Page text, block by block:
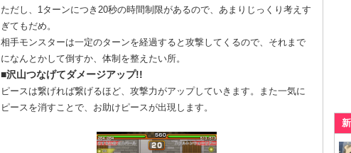
ただし、1ターンにつき20秒の時間制限があるので、あまりじっくり考えす
ぎてもだめ。
相手モンスターは一定のターンを経過すると攻撃してくるので、それまで
になんとかして倒すか、体制を整えたい所。
■沢山つなげてダメージアップ!!
ピースは繋げれば繋げるほど、攻撃力がアップしていきます。また一気に
ピースを消すことで、お助けピースが出現します。